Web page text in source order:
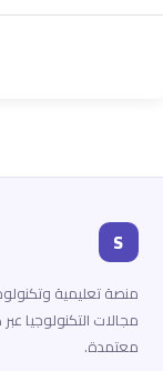
S
منصة تعليمية
مجالات التكنولوجيا
معتمدة.